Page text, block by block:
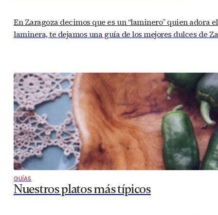
En Zaragoza decimos que es un “laminero” quien adora
laminera, te dejamos una guía de los mejores dulces de
GUÍAS
Nuestros platos más típicos